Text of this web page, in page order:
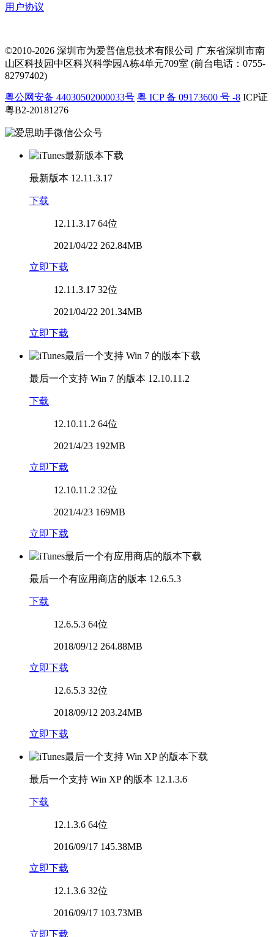
用户协议
©2010-2026 深圳市为爱普信息技术有限公司 广东省深圳市南
山区科技园中区科兴科学园A栋4单元709室 (前台电话：0755-
82797402)
粤公网安备 44030502000033号 粤 ICP 备 09173600 号 -8 ICP证
粤B2-20181276
最新版本 12.11.3.17
下载
12.11.3.17 64位
2021/04/22 262.84MB
立即下载
12.11.3.17 32位
2021/04/22 201.34MB
立即下载
最后一个支持 Win 7 的版本 12.10.11.2
下载
12.10.11.2 64位
2021/4/23 192MB
立即下载
12.10.11.2 32位
2021/4/23 169MB
立即下载
最后一个有应用商店的版本 12.6.5.3
下载
12.6.5.3 64位
2018/09/12 264.88MB
立即下载
12.6.5.3 32位
2018/09/12 203.24MB
立即下载
最后一个支持 Win XP 的版本 12.1.3.6
下载
12.1.3.6 64位
2016/09/17 145.38MB
立即下载
12.1.3.6 32位
2016/09/17 103.73MB
立即下载